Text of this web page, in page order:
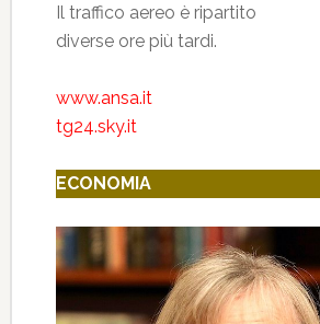
Il traffico aereo è ripartito
diverse ore più tardi.
www.ansa.it
tg24.sky.it
ECONOMIA